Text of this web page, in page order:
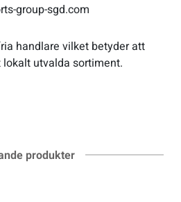
group-sgd.com
handlare vilket betyder att
utvalda sortiment.
produkter